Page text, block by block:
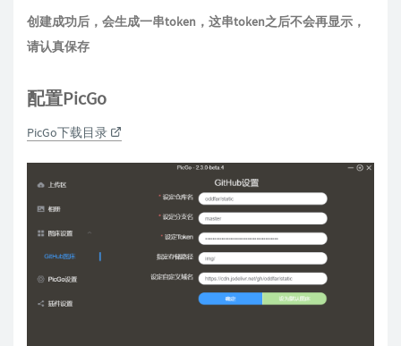
创建成功后，会生成一串token，这串token之后不会再显示，
请认真保存
配置PicGo
PicGo下载目录